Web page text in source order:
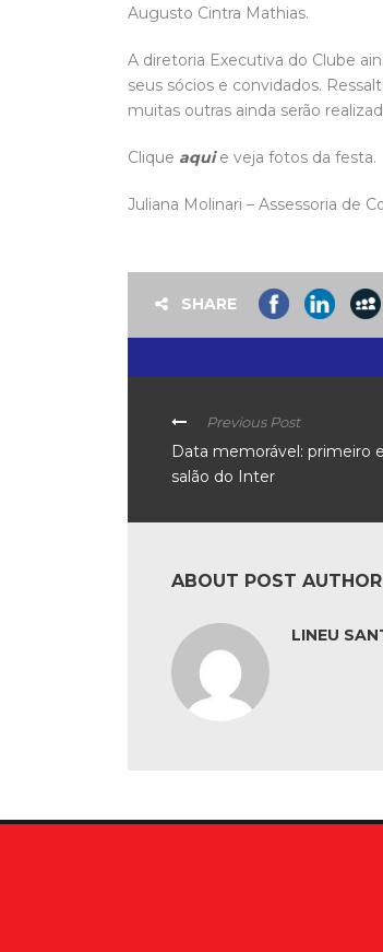
Augusto Cintra Mathias.
A diretoria Executiva do Clube
seus sócios e convidados.
muitas outras ainda serão
Clique aquie veja fotos da festa.
Juliana Molinari – Assessoria de
SHARE
Previous Post
Data memorável: primeiro
salão do Inter
ABOUT POST AUTHOR
LINEU